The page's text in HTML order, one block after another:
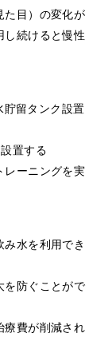
た目）の変化が
し続けると慢性
貯留タンク設置
置する
レーニングを実
み水を利用でき
を防ぐことがで
療費が削減され